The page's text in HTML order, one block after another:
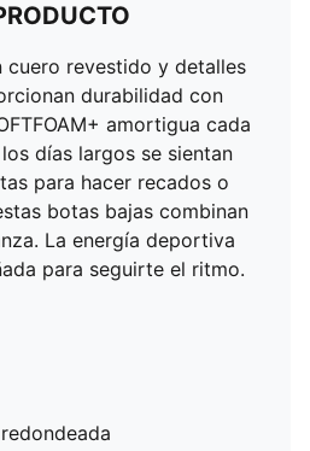
cuero revestido y detalles
durabilidad con
amortigua cada
días largos se sientan
para hacer recados o
botas bajas combinan
La energía deportiva
para seguirte el ritmo.